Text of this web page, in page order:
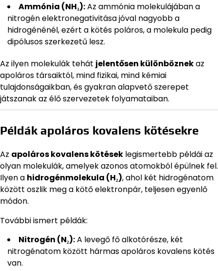
Ammónia (NH₃):Az ammónia molekulájában a
nitrogén elektronegativitása jóval nagyobb a
hidrogénénél, ezért a kötés poláros, a molekula pedig
dipólusos szerkezetű lesz.
Az ilyen molekulák tehát jelentősen különböznekaz
apoláros társaiktól, mind fizikai, mind kémiai
tulajdonságaikban, és gyakran alapvető szerepet
játszanak az élő szervezetek folyamataiban.
Példák apoláros kovalens kötésekre
Az apoláros kovalens kötések legismertebb példái az
olyan molekulák, amelyek azonos atomokból épülnek fel.
Ilyen a hidrogénmolekula (H₂), ahol két hidrogénatom
között oszlik meg a kötő elektronpár, teljesen egyenlő
módon.
További ismert példák:
Nitrogén (N₂):A levegő fő alkotórésze, két
nitrogénatom között hármas apoláros kovalens kötés
van.